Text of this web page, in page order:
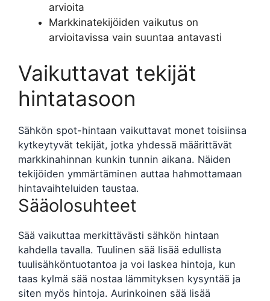
arvioita
Markkinatekijöiden vaikutus on
arvioitavissa vain suuntaa antavasti
Vaikuttavat tekijät
hintatasoon
Sähkön spot-hintaan vaikuttavat monet toisiinsa
kytkeytyvät tekijät, jotka yhdessä määrittävät
markkinahinnan kunkin tunnin aikana. Näiden
tekijöiden ymmärtäminen auttaa hahmottamaan
hintavaihteluiden taustaa.
Sääolosuhteet
Sää vaikuttaa merkittävästi sähkön hintaan
kahdella tavalla. Tuulinen sää lisää edullista
tuulisähköntuotantoa ja voi laskea hintoja, kun
taas kylmä sää nostaa lämmityksen kysyntää ja
siten myös hintoja. Aurinkoinen sää lisää